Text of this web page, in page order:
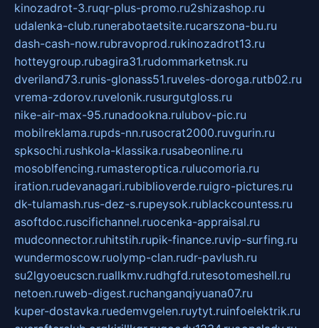
kinozadrot-3.ruqr-plus-promo.ru2shizashop.ru
udalenka-club.runerabotaetsite.rucarszona-bu.ru
dash-cash-now.rubravoprod.rukinozadrot13.ru
hotteygroup.rubagira31.rudommarketnsk.ru
dveriland73.runis-glonass51.ruveles-doroga.rutb02.ru
vrema-zdorov.ruvelonik.rusurgutgloss.ru
nike-air-max-95.runadookna.rulubov-pic.ru
mobilreklama.rupds-nn.rusocrat2000.ruvgurin.ru
spksochi.rushkola-klassika.rusabeonline.ru
mosoblfencing.rumasteroptica.rulucomoria.ru
iration.rudevanagari.rubiblioverde.ruigro-pictures.ru
dk-tulamash.rus-dez-s.rupeysok.rublackcountess.ru
asoftdoc.ruscifichannel.ruocenka-appraisal.ru
mudconnector.ruhitstih.rupik-finance.ruvip-surfing.ru
wundermoscow.ruolymp-clan.rudr-pavlush.ru
su2lgyoeucscn.ruallkmv.rudhgfd.rutesotomeshell.ru
netoen.ruweb-digest.ruchanganqiyuana07.ru
kuper-dostavka.ruedemvgelen.ruytyt.ruinfoelektrik.ru